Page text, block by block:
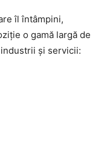
îl întâmpini,
o gamă largă de
și servicii: